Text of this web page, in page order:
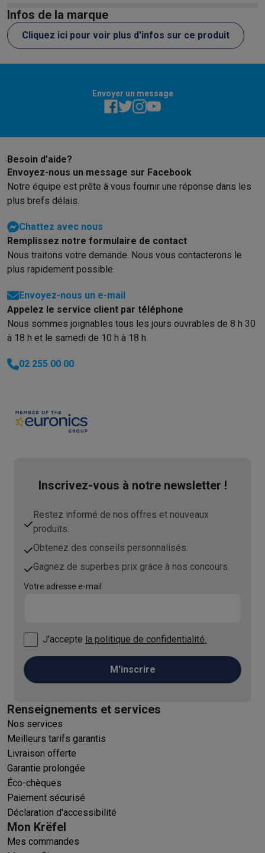
Infos de la marque
Cliquez ici pour voir plus d'infos sur ce produit
Envoyer un message
Besoin d’aide?
Envoyez-nous un message sur Facebook
Notre équipe est prête à vous fournir une réponse dans les
plus brefs délais.
Chattez avec nous
Remplissez notre formulaire de contact
Nous traitons votre demande. Nous vous contacterons le
plus rapidement possible.
Envoyez-nous un e-mail
Appelez le service client par téléphone
Nous sommes joignables tous les jours ouvrables de 8 h 30
à 18 h et le samedi de 10 h à 18 h.
02 255 00 00
Inscrivez-vous à notre newsletter !
Restez informé de nos offres et nouveaux
produits.
Obtenez des conseils personnalisés.
Gagnez de superbes prix grâce à nos concours.
Votre adresse e-mail
J'accepte la politique de confidentialité.
M'inscrire
Renseignements et services
Nos services
Meilleurs tarifs garantis
Livraison offerte
Garantie prolongée
Éco-chèques
Paiement sécurisé
Déclaration d'accessibilité
Mon Krëfel
Mes commandes